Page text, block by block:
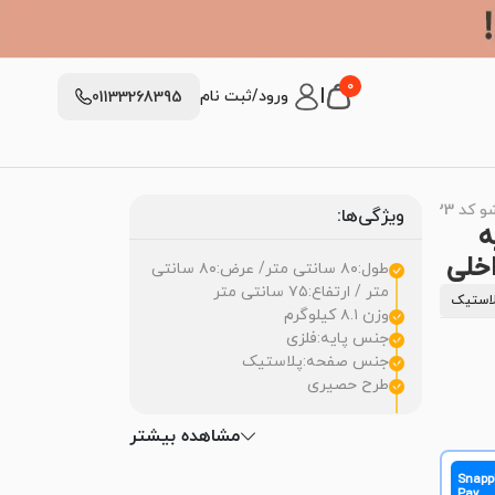
0 ورود/ثبت نام 01133268395
| پایه
ویژگی‌ها:
طول:۸۰ سانتی متر/ عرض:۸۰ سانتی
متر / ارتفاع:۷۵ سانتی متر
وزن ۸.۱ کیلوگرم
جنس پایه:فلزی
جنس صفحه:پلاستیک
طرح حصیری
مشاهده بیشتر